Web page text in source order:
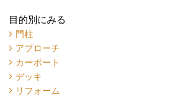
目的別にみる
門柱
アプローチ
カーポート
デッキ
リフォーム